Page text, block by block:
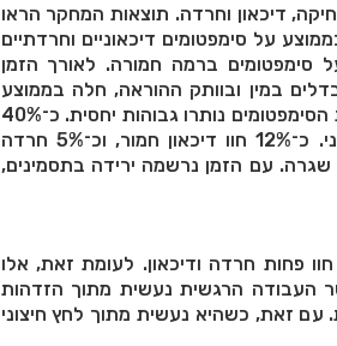
דיכאון וחרדה. תוצאות המחקר הראו
2023) המורים דיווחו בממוצע על סימפטומים דיכאוניים וחרדתיים
25% מהמורים דיווחו על סימפטומים ברמה חמורה. לאורך הזמן
במין ובוותק ההוראה, חלה בממוצע
ירידה בתסמיני החרדה והדיכאון של המורים. עם זאת, רמות הסימפטומים נותרו גבוהות יחסית. כ־40%
מהמורים דיווחו על רמות חרדה ודיכאון שמעל הסף הקליני. כ־12% חוו דיכאון חמור, וכ־5% חרדה
שגרה. עם הזמן נרשמה ירידה בתסמינים,
פחות חרדה ודיכאון. לעומת זאת, אלו
העבודה הרגשית נעשית מתוך הזדהות
זאת, כשהיא נעשית מתוך לחץ חיצוני